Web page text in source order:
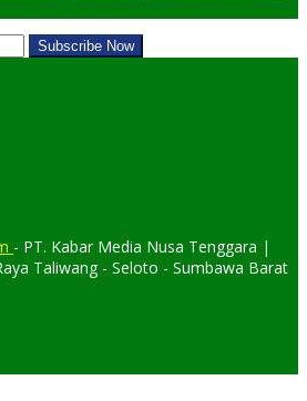
- PT. Kabar Media Nusa Tenggara |
Taliwang - Seloto - Sumbawa Barat